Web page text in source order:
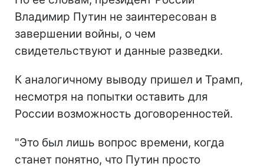
Владимир Путин не заинтересован в
завершении войны, о чем
свидетельствуют и данные разведки.
К аналогичному выводу пришел и Трамп,
несмотря на попытки оставить для
России возможность договоренностей.
"Это был лишь вопрос времени, когда
станет понятно, что Путин просто